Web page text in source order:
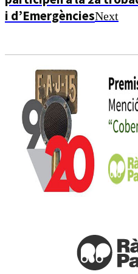
i d’EmergènciesNext